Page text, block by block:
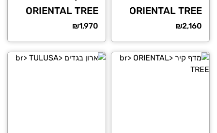
ORIENTAL TREE
₪2,160
ORIENTAL TREE
₪1,970